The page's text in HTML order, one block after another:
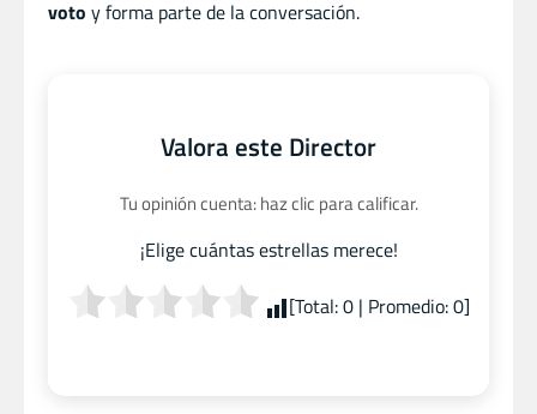
voto y forma parte de la conversación.
Valora este Director
Tu opinión cuenta: haz clic para calificar.
¡Elige cuántas estrellas merece!
[Total:0| Promedio:0]